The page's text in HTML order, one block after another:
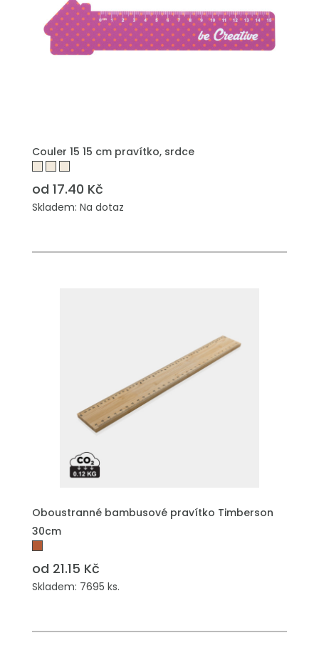
Couler 15 15 cm pravítko, srdce
od 17.40 Kč
Skladem: Na dotaz
Oboustranné bambusové pravítko Timberson
30cm
od 21.15 Kč
Skladem: 7695 ks.